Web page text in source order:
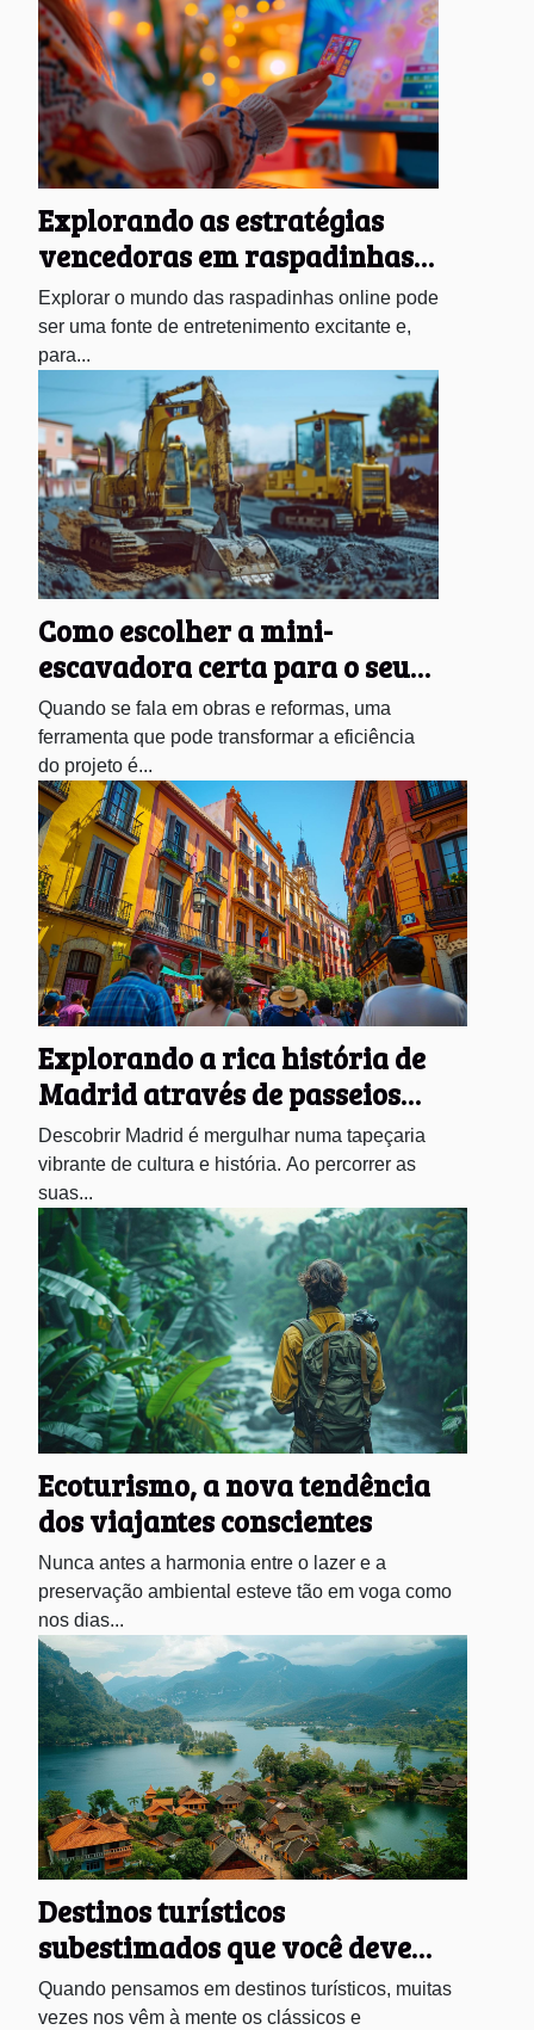
Explorando a rica história de
Madrid através de passeios
culturais guiados em português
Descobrir Madrid é mergulhar numa tapeçaria
vibrante de cultura e história. Ao percorrer as
suas...
Ecoturismo, a nova tendência
dos viajantes conscientes
Nunca antes a harmonia entre o lazer e a
preservação ambiental esteve tão em voga como
nos dias...
Destinos turísticos
subestimados que você deve
visitar
Quando pensamos em destinos turísticos, muitas
vezes nos vêm à mente os clássicos e
Explorando as estratégias
vencedoras em raspadinhas
online
Explorar o mundo das raspadinhas online pode
ser uma fonte de entretenimento excitante e,
para...
Como escolher a mini-
escavadora certa para o seu
projeto de construção
Quando se fala em obras e reformas, uma
ferramenta que pode transformar a eficiência
do projeto é...